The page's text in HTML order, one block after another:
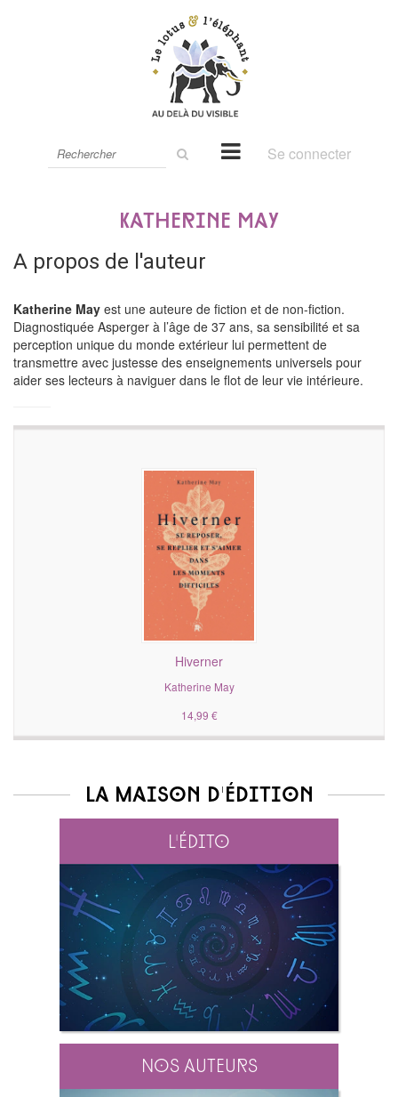
le
Se connecter
Katherine May
A propos de l'auteur
Katherine May est une auteure de fiction et de non-fiction.
Diagnostiquée Asperger à l’âge de 37 ans, sa sensibilité et sa
perception unique du monde extérieur lui permettent de
transmettre avec justesse des enseignements universels pour
aider ses lecteurs à naviguer dans le flot de leur vie intérieure.
Hiverner
Katherine May
14,99 €
La maison d'édition
L'édito
Nos auteurs